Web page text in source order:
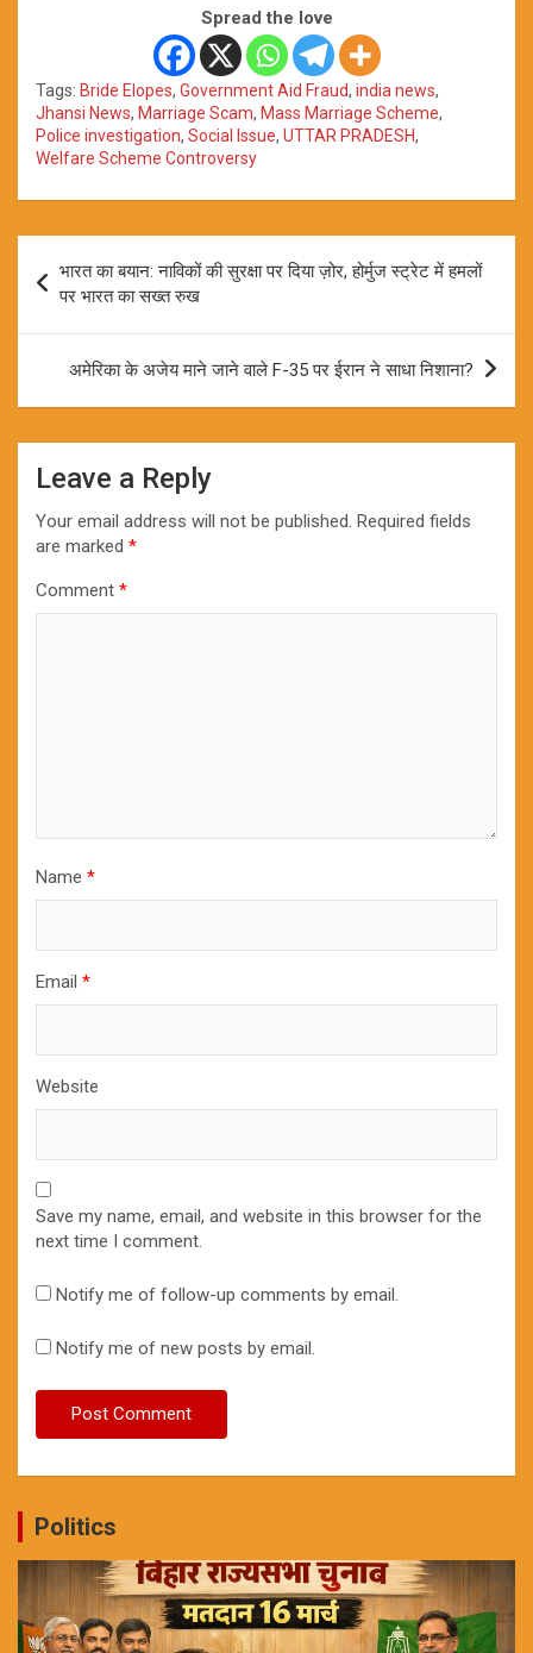
Spread the love
Tags: Bride Elopes, Government Aid Fraud, india news,
Jhansi News, Marriage Scam, Mass Marriage Scheme,
Police investigation, Social Issue, UTTAR PRADESH,
Welfare Scheme Controversy
navigation
भारत का बयान: नाविकों की सुरक्षा पर दिया ज़ोर, होर्मुज स्ट्रेट में हमलों
पर भारत का सख्त रुख
अमेरिका के अजेय माने जाने वाले F-35 पर ईरान ने साधा निशाना?
Leave a Reply
Your email address will not be published. Required fields
are marked *
Comment *
Name *
Email *
Website
Save my name, email, and website in this browser for the
next time I comment.
Notify me of follow-up comments by email.
Notify me of new posts by email.
Politics